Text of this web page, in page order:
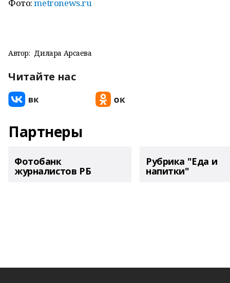
Фото:metronews.ru
Автор: Дилара Арсаева
Читайте нас
Партнеры
Фотобанк
журналистов РБ
Рубрика "Еда и
напитки"